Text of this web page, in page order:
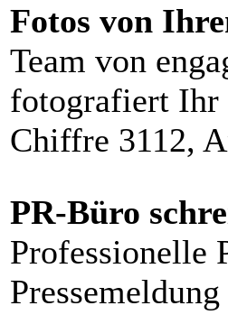
Fotos von
Team von
fotografiert Ihr
Chiffre 3112,
PR-Büro
Professionelle